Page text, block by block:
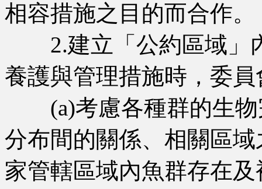
相容措施之目的而合作。
2.建立「公約區域」
養護與管理措施時，委員
(a)考慮各種群的生物
分布間的關係、相關區
家管轄區域內魚群存在